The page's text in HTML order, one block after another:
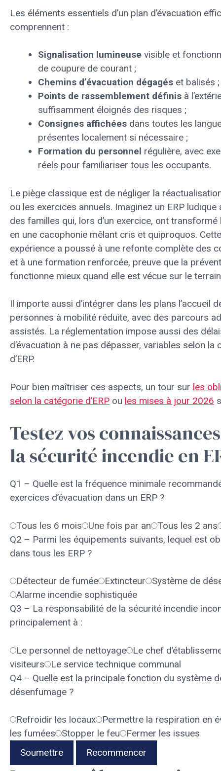
Les éléments essentiels d’un plan d’évacuation
comprennent :
Signalisation lumineuse visible et
de coupure de courant ;
Chemins d’évacuation dégagés et balisés ;
Points de rassemblement définis à
suffisamment éloignés des risques ;
Consignes affichées dans toutes les
présentes localement si nécessaire ;
Formation du personnel régulière, avec
réels pour familiariser tous les occupants.
Le piège classique est de négliger la
ou les exercices annuels. Imaginez un ERP ludique
des familles qui, lors d’un exercice, ont transformé
en une cacophonie mêlant cris et quiproquos. Cette
expérience a poussé à une refonte complète des
et à une formation renforcée, preuve que la
fonctionne mieux quand elle est vécue sur le
Il importe aussi d’intégrer dans les plans l’accueil
personnes à mobilité réduite, avec des parcours
assistés. La réglementation impose aussi des
d’évacuation à ne pas dépasser, variables selon la
d’ERP.
Pour bien maîtriser ces aspects, un tour sur les
selon la catégorie d’ERP ou les mises à jour 2026
Testez vos
la sécurité incendie en
Q1 – Quelle est la fréquence minimale
exercices d’évacuation dans un ERP ?
Tous les 6 mois Une fois par an
Tous les 2 ans
Q2 – Parmi les équipements suivants, lequel est
dans tous les ERP ?
Détecteur de fumée Extincteur
Système de
Alarme incendie sophistiquée
Q3 – La responsabilité de la sécurité incendie
principalement à :
Le personnel de nettoyage
Le chef
visiteurs
Le service technique communal
Q4 – Quelle est la principale fonction du système
désenfumage ?
Refroidir les locaux
Permettre la respiration en
les fumées
Stopper le feu
Fermer les issues
Soumettre
Recommencer